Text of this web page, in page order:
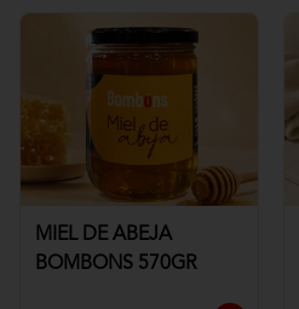
MIEL DE ABEJA
BOMBONS 570GR